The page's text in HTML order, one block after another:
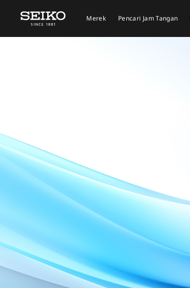
Merek Pencari Jam Tangan